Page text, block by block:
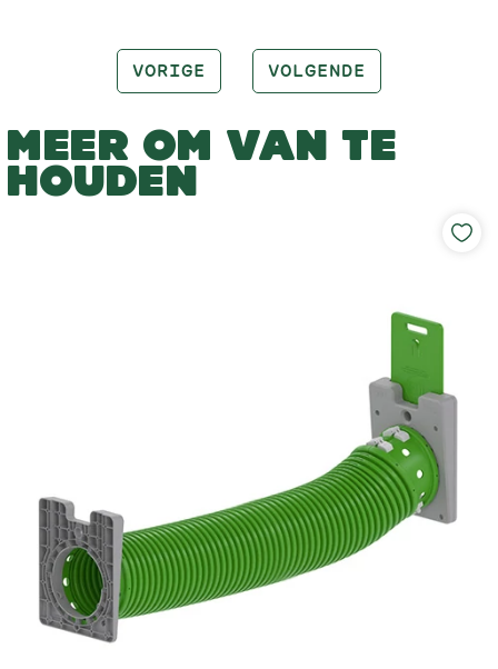
VORIGE VOLGENDE
MEER OM VAN TE
HOUDEN